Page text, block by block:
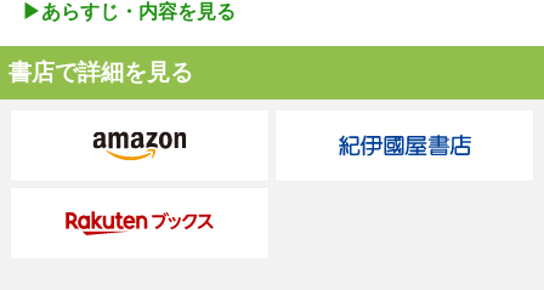
▶︎あらすじ・内容を見る
書店で詳細を見る